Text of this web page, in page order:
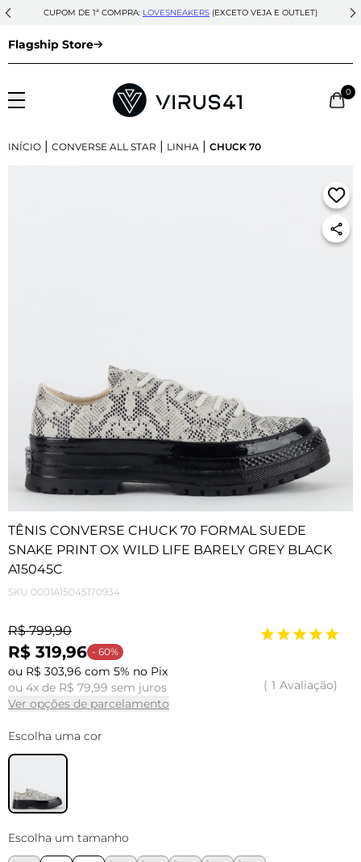
CUPOM DE 1ª COMPRA: LOVESNEAKERS (EXCETO VEJA E OUTLET)
Flagship Store
0
INÍCIO | CONVERSE ALL STAR | LINHA | CHUCK 70
TÊNIS CONVERSE CHUCK 70 FORMAL SUEDE
SNAKE PRINT OX WILD LIFE BARELY GREY BLACK
A15045C
SKU 0001A15045170934
R$ 799,90
R$ 319,96 - 60%
ou R$ 303,96 com 5% no Pix
ou 4x de R$ 79,99 sem juros
Ver opções de parcelamento
1 Avaliação
Escolha uma cor
Escolha um tamanho